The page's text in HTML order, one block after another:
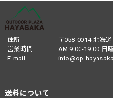
住所
〒058-0014 北海
営業時間
AM:9:00-19:00 日
E-mail
info@op-
送料について